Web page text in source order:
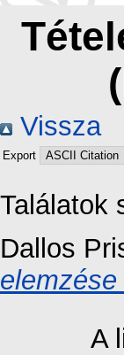
Vissza
Export
Találatok
Dallos
A